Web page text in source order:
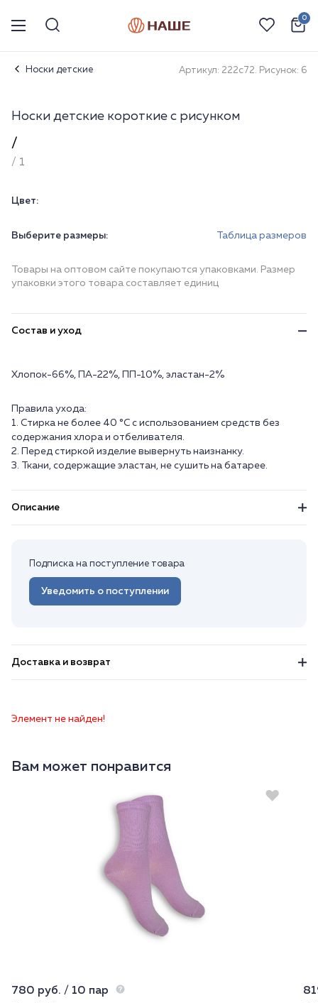
0
Носки детские Артикул: 222с72. Рисунок: 6
Носки детские короткие с рисунком
/
/ 1
Цвет:
Выберите размеры: Таблица размеров
Товары на оптовом сайте покупаются упаковками. Размер
упаковки этого товара составляет единиц
Состав и уход
Хлопок-66%, ПА-22%, ПП-10%, эластан-2%
Правила ухода:
1. Стирка не более 40 °C с использованием средств без
содержания хлора и отбеливателя.
2. Перед стиркой изделие вывернуть наизнанку.
3. Ткани, содержащие эластан, не сушить на батарее.
Описание
Подписка на поступление товара
Уведомить о поступлении
Доставка и возврат
Элемент не найден!
Вам может понравится
780 руб. / 10 пар